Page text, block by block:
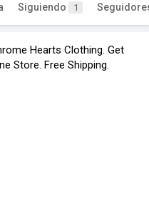
Siguiendo 1
Hearts Clothing. Get
Store. Free Shipping.